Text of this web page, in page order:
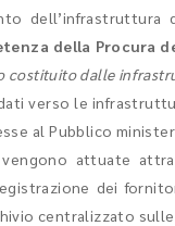
della Procura
costituito dalle
verso le
al Pubblico
attuate
dei
centralizzato